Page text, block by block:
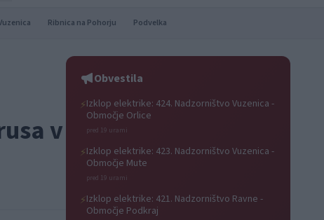
Ribnica na Pohorju Podvelka
v
Obvestila
⚡Izklop elektrike: 424. Nadzorništvo Vuzenica -
Območje Orlice
pred 19 urami
⚡Izklop elektrike: 423. Nadzorništvo Vuzenica -
Območje Mute
pred 19 urami
⚡Izklop elektrike: 421. Nadzorništvo Ravne -
Območje Podkraj